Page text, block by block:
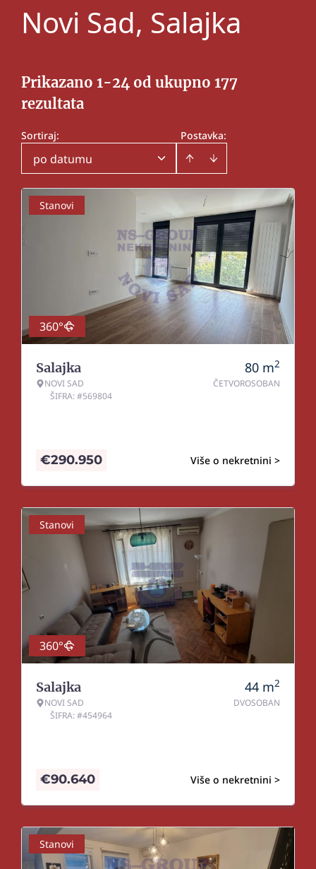
Novi Sad, Salajka
Prikazano 1-24 od ukupno 177
rezultata
Postavka:
Sortiraj:
po datumu
Stanovi
360°
Salajka
NOVI SAD
ŠIFRA: #569804
80 m2
ČETVOROSOBAN
Više o nekretnini >
€290.950
Stanovi
360°
Salajka
NOVI SAD
ŠIFRA: #454964
44 m2
DVOSOBAN
Više o nekretnini >
€90.640
Stanovi